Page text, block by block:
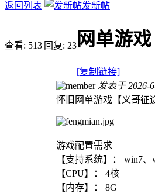
返回列表
发新帖
查看: 513|回复: 23 网单游
[复制链接]
发表于 2026-
怀旧网单游戏【义哥征
游戏配置需求
【支持系统】： win7、
【CPU】： 4核
【内存】： 8G